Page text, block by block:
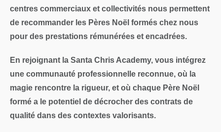
centres commerciaux et collectivités nous permettent
de recommander les Pères Noël formés chez nous
pour des prestations rémunérées et encadrées.
En rejoignant la Santa Chris Academy, vous intégrez
une communauté professionnelle reconnue, où la
magie rencontre la rigueur, et où chaque Père Noël
formé a le potentiel de décrocher des contrats de
qualité dans des contextes valorisants.